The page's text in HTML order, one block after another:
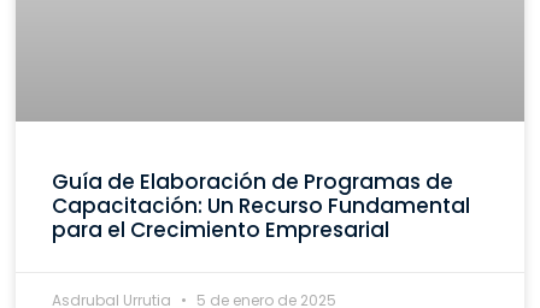
Guía de Elaboración de Programas de
Capacitación: Un Recurso Fundamental
para el Crecimiento Empresarial
Asdrubal Urrutia 5 de enero de 2025